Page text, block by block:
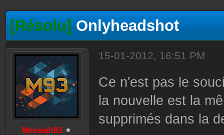
[Résolu]Onlyheadshot
Messiah93
15-01-2012, 16:51 PM
Ce n'est pas le
la nouvelle est la
supprimés dans la